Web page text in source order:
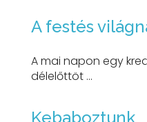
A festés
A mai napon egy
délelőttöt ...
Kebaboztunk